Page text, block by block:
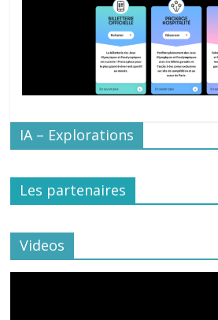
IA – Explorations
Les partenaires
Videos